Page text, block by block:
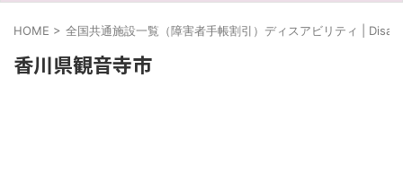
HOME > 全国共通施設一覧（障害者手帳割引）ディスアビリティ |
香川県観音寺市